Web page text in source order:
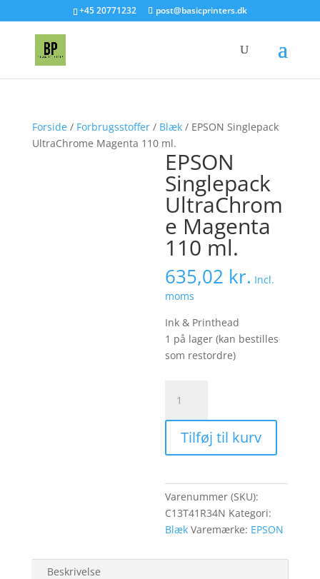
+45 20771232 post@basicprinters.dk
Forside/ Forbrugsstoffer/ Blæk/ EPSON Singlepack
UltraChrome Magenta 110 ml.
EPSON
Singlepack
UltraChrom
e Magenta
110 ml.
635,02 kr. Incl.
moms
Ink & Printhead
1 på lager (kan bestilles
som restordre)
Singlepack
UltraChrome
Magenta
110
antal
Tilføj til kurv
Varenummer (SKU):
C13T41R34N Kategori:
Blæk Varemærke: EPSON
Beskrivelse